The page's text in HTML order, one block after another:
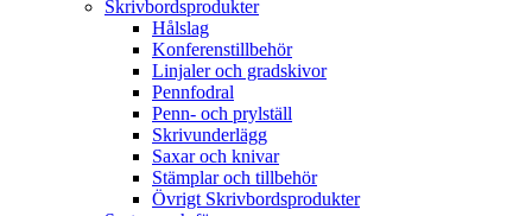
Skrivbordsprodukter
Hålslag
Konferenstillbehör
Linjaler och gradskivor
Pennfodral
Penn- och prylställ
Skrivunderlägg
Saxar och knivar
Stämplar och tillbehör
Övrigt Skrivbordsprodukter